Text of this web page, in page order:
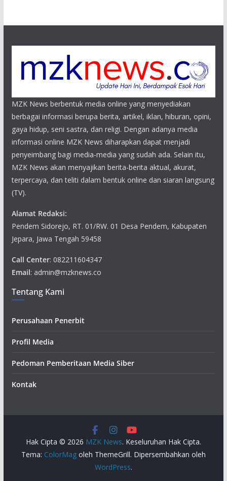
MZK News berbentuk media online yang menyediakan
berbagai informasi berupa berita, artikel, iklan, hiburan, opini,
gaya hidup, seni sastra, dan religi. Dengan adanya media
informasi online MZK News diharapkan dapat menjadi
penyeimbang bagi media-media yang sudah ada. Selain itu,
MZK News akan menyajikan berita-berita aktual, akurat,
terpercaya, dan teliti dalam bentuk online dan siaran langsung
(TV).
Alamat Redaksi:
Pendem Sidorejo, RT. 01/RW. 01 Desa Pendem, Kabupaten
Jepara, Jawa Tengah 59458
Call Center: 082211604347
Email: admin@mzknews.co
Tentang Kami
Perusahaan Penerbit
Profil Media
Pedoman Pemberitaan Media Siber
Kontak
Hak Cipta © 2026 MZK News. Keseluruhan Hak Cipta.
Tema: ColorMagoleh ThemeGrill. Dipersembahkan oleh
WordPress.